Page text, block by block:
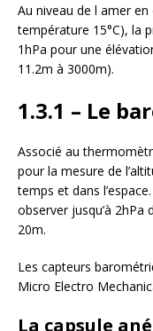
Au niveau de l amer
température 15°C), la
1hPa pour une
11.2m à 3000m).
1.3.1 – Le
Associé au
pour la mesure de
temps et dans
observer jusqu’à
20m.
Les capteurs
Micro Electro
La capsule